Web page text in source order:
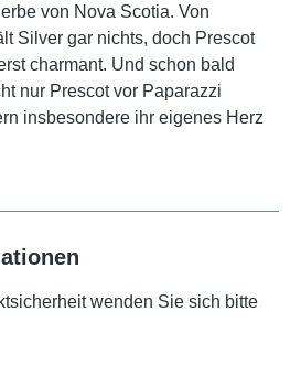
von Nova Scotia. Von
Silver gar nichts, doch Prescot
charmant. Und schon bald
nur Prescot vor Paparazzi
insbesondere ihr eigenes Herz
wenden Sie sich bitte